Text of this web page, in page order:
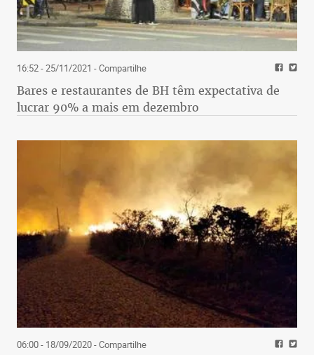
16:52 - 25/11/2021 - Compartilhe
Bares e restaurantes de BH têm expectativa de
lucrar 90% a mais em dezembro
06:00 - 18/09/2020- Compartilhe